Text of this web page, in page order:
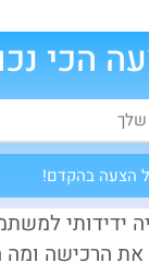
הכי
הצעה בהקדם!
ידידותי
את הרכישה